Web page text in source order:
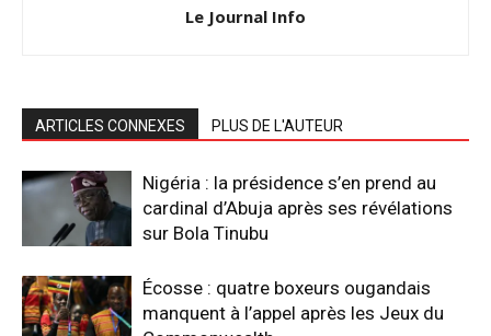
Le Journal Info
ARTICLES CONNEXES PLUS DE L'AUTEUR
Nigéria : la présidence s’en prend au
cardinal d’Abuja après ses révélations
sur Bola Tinubu
Écosse : quatre boxeurs ougandais
manquent à l’appel après les Jeux du